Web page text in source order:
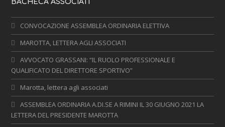
BACHECA ASSOCIATI
CONVOCAZIONE ASSEMBLEA ORDINARIA ELETTIVA
MAROTTA, LETTERA AGLI ASSOCIATI
AVVOCATO GRASSANI: “IL RUOLO PROFESSIONALE E
QUALIFICATO DEL DIRETTORE SPORTIVO”
Marotta, lettera agli associati
ASSEMBLEA ORDINARIA A.DI.SE A RIMINI IL 30 GIUGNO 2021 LA
LETTERA DEL PRESIDENTE MAROTTA